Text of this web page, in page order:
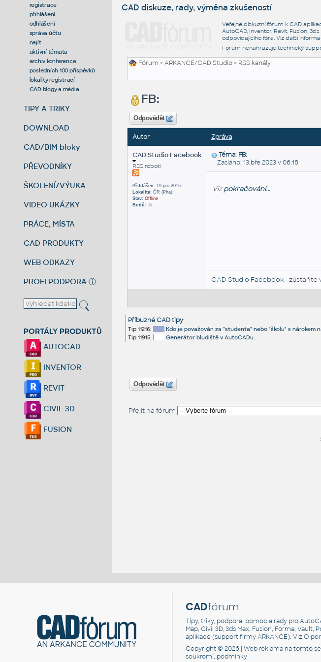
registrace
přihlášení
odhlášení
správa účtu
najít
aktivní témata
archiv konference
posledních 100 příspěvků
lokality registrací
CAD blogy a média
TIPY A TRIKY
DOWNLOAD
CAD/BIM bloky
PŘEVODNÍKY
ŠKOLENÍ/VÝUKA
VIDEO UKÁZKY
PRÁCE, MÍSTA
CAD PRODUKTY
WEB ODKAZY
PROFI PODPORA ⓘ
PORTÁLY PRODUKTŮ
AUTOCAD
INVENTOR
REVIT
CIVIL 3D
FUSION
CAD diskuze, rady, výměna zkušeností
Veřejné diskuzní fórum k CAD
AutoCAD, Inventor, Revit, Fusion,
odpovídajícího fóra. Viz další
Fórum nenahrazuje technický
Fórum >ARKANCE/CAD Studio> RSS kanály
FB:
Odpovědět
Autor Zpráva
CAD Studio Facebook
RSS roboti
Přihlášen:19.pro.2016
Lokalita:ČR (Pha)
Stav: Offline
Bodů:-5
Téma: FB:
Zasláno: 13.bře.2023 v 06:18
Vizpokračování...
CAD Studio Facebook- zústaňte
Příbuzné CAD tipy:
Tip 11216:
Kdo je považován za "studenta" nebo "školu" s
Tip 11915:
Generátor bludiště v AutoCADu.
Odpovědět
Přejít na fórum
CADfórum
Tipy, triky, podpora, pomoc a rady pro
Map, Civil 3D, 3ds Max, Fusion, Forma, Vault,
aplikace (support firmy ARKANCE). VizO
Copyright © 2026 |Web reklama na tomto
soukromí, podmínky